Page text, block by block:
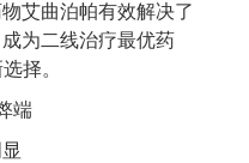
艾曲泊帕有效解决了
为二线治疗最优药
择。
端